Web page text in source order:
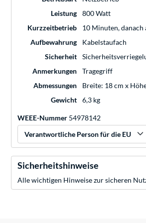
Leistung
800 Watt
Kurzzeitbetrieb
10 Minuten, danach
Aufbewahrung
Kabelstaufach
Sicherheit
Anmerkungen
Tragegriff
Abmessungen
Breite: 18 cm x
Gewicht
6,3 kg
WEEE-Nummer 54978142
Verantwortliche Person für die EU
Sicherheitshinweise
Alle wichtigen Hinweise zur sicheren